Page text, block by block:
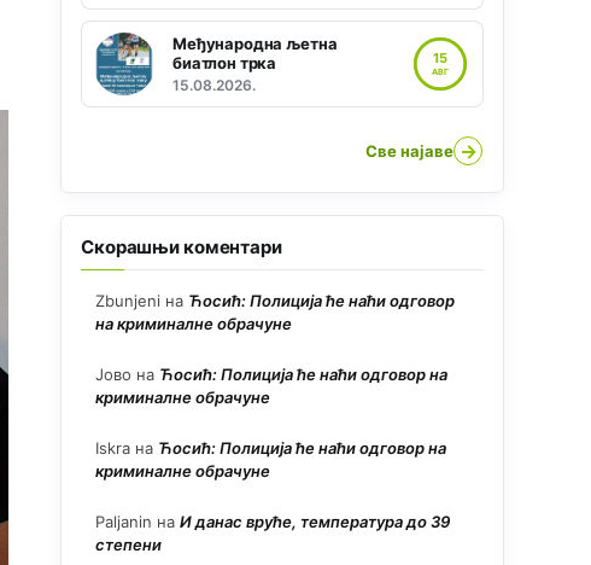
Међународна љетна
биатлон трка
15.08.2026.
15
АВГ
Све најаве →
Скорашњи коментари
Zbunjeni на Ћосић: Полиција ће наћи одговор
на криминалне обрачуне
Јово на Ћосић: Полиција ће наћи одговор на
криминалне обрачуне
Iskra на Ћосић: Полиција ће наћи одговор на
криминалне обрачуне
Paljanin на И данас вруће, температура до 39
степени